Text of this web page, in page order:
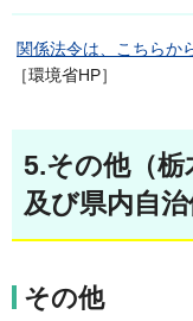
関係法令は、こちらか
［環境省HP］
5.その他（栃
及び県内自治
その他